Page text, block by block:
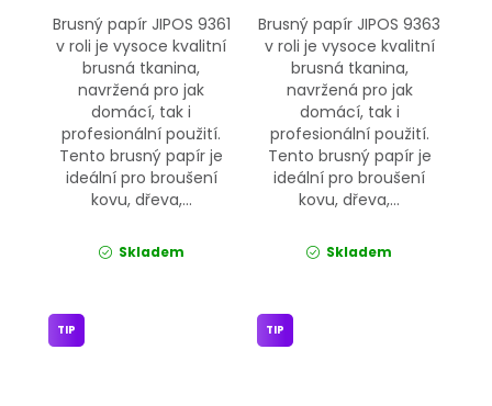
Brusný papír JIPOS 9361
v roli je vysoce kvalitní
brusná tkanina,
navržená pro jak
domácí, tak i
profesionální použití.
Tento brusný papír je
ideální pro broušení
kovu, dřeva,...
Skladem
Brusný papír JIPOS 9363
v roli je vysoce kvalitní
brusná tkanina,
navržená pro jak
domácí, tak i
profesionální použití.
Tento brusný papír je
ideální pro broušení
kovu, dřeva,...
Skladem
TIP TIP